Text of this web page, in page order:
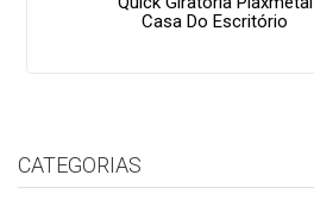
Casa Do Escritório
CATEGORIAS